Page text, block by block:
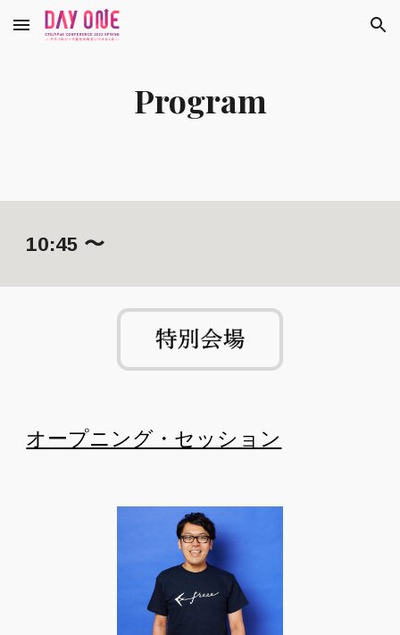
Skip to main content Skip to navigation
Program
10:45 〜
オープニング・セッション